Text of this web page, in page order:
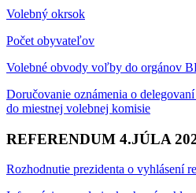
Volebný okrsok
Počet obyvateľov
Volebné obvody voľby do orgánov
Doručovanie oznámenia o
do miestnej volebnej komisie
REFERENDUM 4.JÚLA
Rozhodnutie prezidenta o vyhlásení